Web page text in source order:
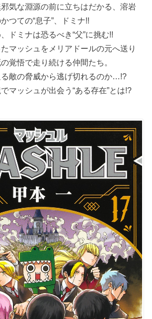
気な淵源の前に立ちはだかる、溶岩
つての“息子”、ドミナ!!
ドミナは恐るべき“父”に挑む!!
マッシュをメリアドールの元へ送り
覚悟で走り続ける仲間たち。
敵の脅威から逃げ切れるのか…!?
マッシュが出会う“ある存在”とは!?